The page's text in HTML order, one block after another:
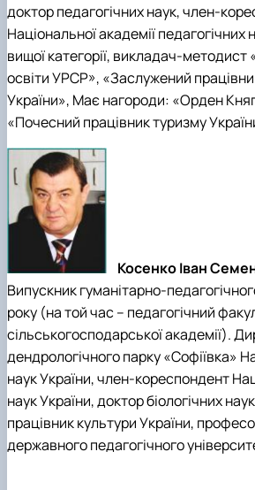
доктор педагогічних наук, член-
Національної академії
вищої категорії, викладач-методист
освіти УРСР», «Заслужений
України», Має нагороди: «Орден
«Почесний працівник туризму
Косенко Іван
Випускник гуманітарно-
року (на той час – педагогічний
сільськогосподарської академії).
дендрологічного парку «Софіївка»
наук України, член-кореспондент
наук України, доктор біологічних
працівник культури України,
державного педагогічного